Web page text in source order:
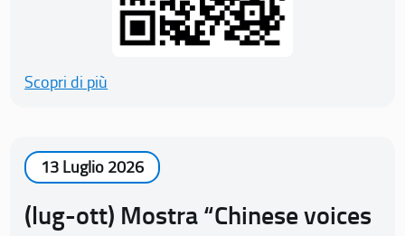
Scopri di più
13 Luglio 2026
(lug-ott) Mostra “Chinese voices